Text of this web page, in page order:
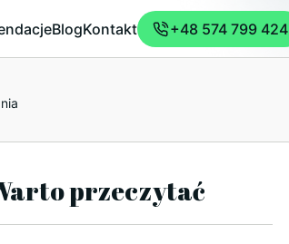
BlogKontakt +48 574 799 424
przeczytać